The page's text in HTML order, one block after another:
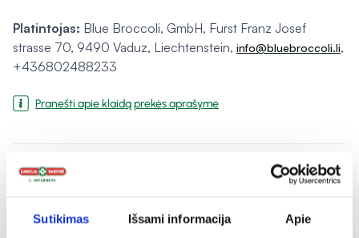
Sutikimas Išsami informacija Apie
Platintojas: Blue Broccoli, GmbH, Furst Franz Josef
strasse 70, 9490 Vaduz, Liechtenstein, info@bluebroccoli.li,
+436802488233
Pranešti apie klaidą prekės aprašyme
Charakteristika expand_more